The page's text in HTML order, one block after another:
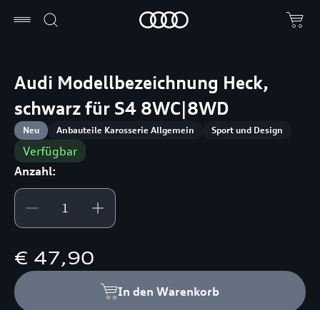
Audi Modellbezeichnung Heck,
schwarz für S4 8WC|8WD
Neu Anbauteile Karosserie Allgemein Sport und Design
Verfügbar
Anzahl:
€ 47,90
In den Warenkorb